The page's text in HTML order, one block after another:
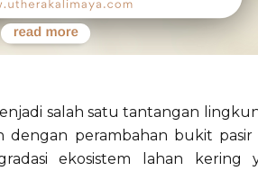
salah satu tantangan
perambahan bukit pasir
ekosistem lahan kering